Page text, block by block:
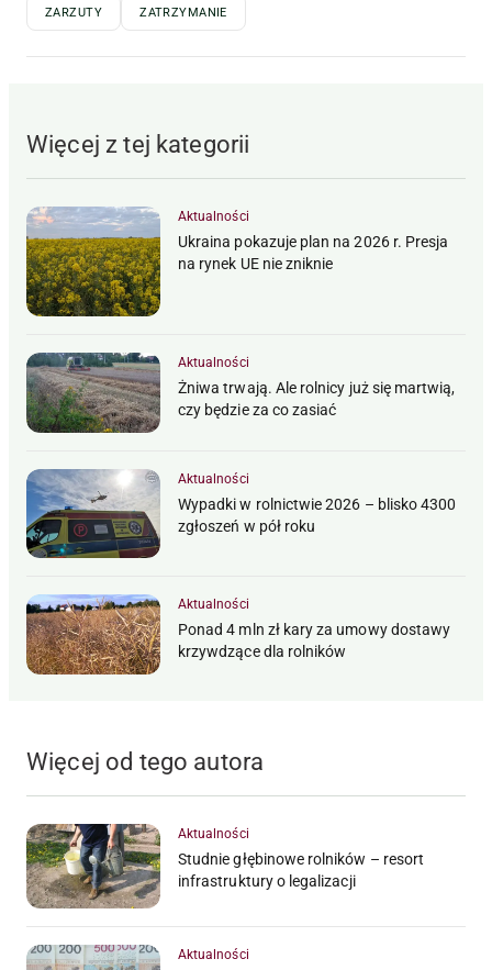
ZARZUTY ZATRZYMANIE
Więcej z tej kategorii
Aktualności
Ukraina pokazuje plan na 2026 r. Presja
na rynek UE nie zniknie
Aktualności
Żniwa trwają. Ale rolnicy już się martwią,
czy będzie za co zasiać
Aktualności
Wypadki w rolnictwie 2026 – blisko 4300
zgłoszeń w pół roku
Aktualności
Ponad 4 mln zł kary za umowy dostawy
krzywdzące dla rolników
Więcej od tego autora
Aktualności
Studnie głębinowe rolników – resort
infrastruktury o legalizacji
Aktualności